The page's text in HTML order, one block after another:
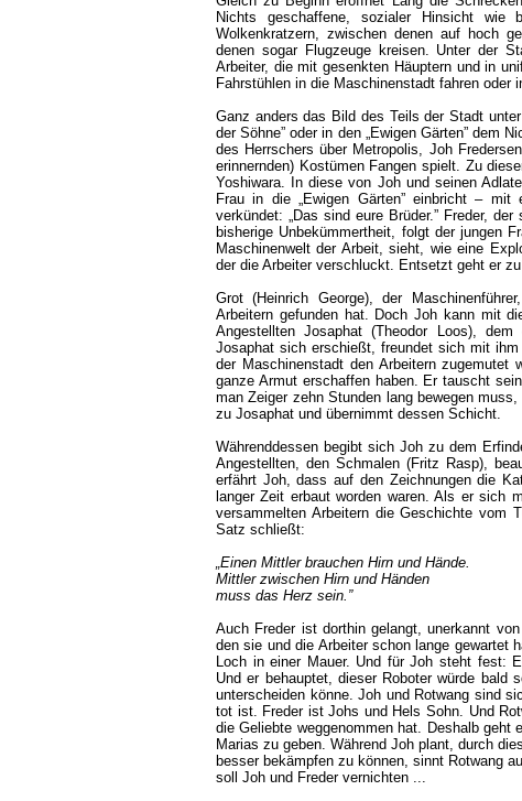
Nichts geschaffene, sozialer Hinsicht wie
Wolkenkratzern, zwischen denen auf hoch
denen sogar Flugzeuge kreisen. Unter der
Arbeiter, die mit gesenkten Häuptern und in
Fahrstühlen in die Maschinenstadt fahren oder
Ganz anders das Bild des Teils der Stadt
der Söhne” oder in den „Ewigen Gärten” dem
des Herrschers über Metropolis, Joh
erinnernden) Kostümen Fangen spielt. Zu
Yoshiwara. In diese von Joh und seinen
Frau in die „Ewigen Gärten” einbricht –
verkündet: „Das sind eure Brüder.” Freder,
bisherige Unbekümmertheit, folgt der jungen
Maschinenwelt der Arbeit, sieht, wie eine
der die Arbeiter verschluckt. Entsetzt geht er
Grot (Heinrich George), der
Arbeitern gefunden hat. Doch Joh kann mit
Angestellten Josaphat (Theodor Loos),
Josaphat sich erschießt, freundet sich mit
der Maschinenstadt den Arbeitern
ganze Armut erschaffen haben. Er tauscht
man Zeiger zehn Stunden lang bewegen
zu Josaphat und übernimmt dessen Schicht.
Währenddessen begibt sich Joh zu dem
Angestellten, den Schmalen (Fritz Rasp),
erfährt Joh, dass auf den Zeichnungen die
langer Zeit erbaut worden waren. Als er sich
versammelten Arbeitern die Geschichte vom
Satz schließt:
„Einen Mittler brauchen Hirn und Hände.
Mittler zwischen Hirn und Händen
muss das Herz sein.”
Auch Freder ist dorthin gelangt, unerkannt
den sie und die Arbeiter schon lange gewartet
Loch in einer Mauer. Und für Joh steht fest:
Und er behauptet, dieser Roboter würde
unterscheiden könne. Joh und Rotwang sind
tot ist. Freder ist Johs und Hels Sohn. Und
die Geliebte weggenommen hat. Deshalb
Marias zu geben. Während Joh plant, durch
besser bekämpfen zu können, sinnt Rotwang
soll Joh und Freder vernichten ...